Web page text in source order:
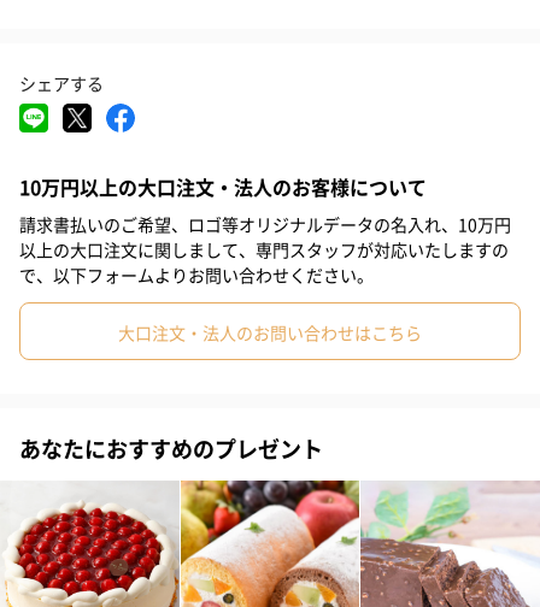
香り豊かな深い味わい×埼玉産ミルクのまろやかさ、とろける冷
感チーズケーキ6個セットでお届けします。
とろける食感に食べ方カード付きで、ご褒美タイムに最高のひと
お召し上がり方法
湯あがりミルクチーズケーキ工房
#父の日
#サプライズ
#ホワイトデー #敬老の日 #入学祝い #就職祝い
#引っ越し祝い #自分へのご褒美 #部下男性 #弟 #兄
#妹 #息子 #娘 #姪 #甥
#義父 #義母 #取引先男性 #取引先女性
#男性 #女性 #夫 #妻 #父親
#上司男性 #同僚女性 #同僚男性
#男子大学生 #10代 #20代前半 #20代後半 #30代
#40代 #50代 #60代 #70代 #80代 #90代
シェアする
10万円以上の大口注文・法人のお客様について
請求書払いのご希望、ロゴ等オリジナルデータの名入れ、10万円
以上の大口注文に関しまして、専門スタッフが対応いたしますの
で、以下フォームよりお問い合わせください。
大口注文・法人のお問い合わせはこちら
あなたにおすすめのプレゼント